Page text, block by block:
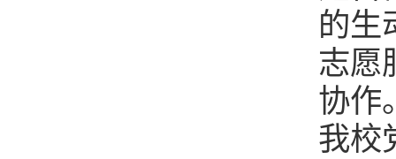
的生
志愿
协作
我校